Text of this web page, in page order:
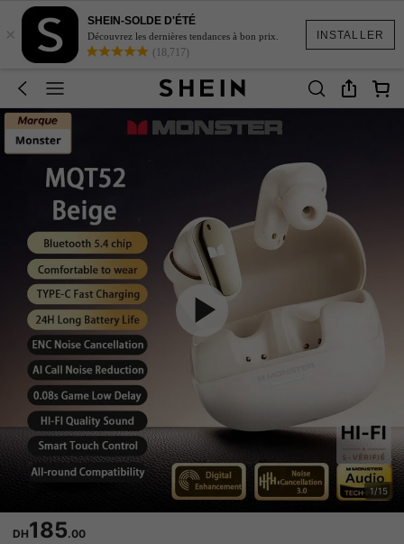
INSTALLER
×
SHEIN-SOLDE D'ÉTÉ
Découvrez les dernières tendances à bon prix.
(18,717)
1/15
DH185.00